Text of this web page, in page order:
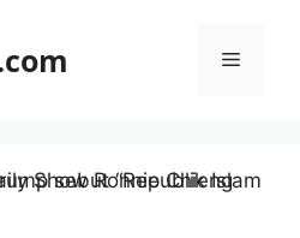
Menu